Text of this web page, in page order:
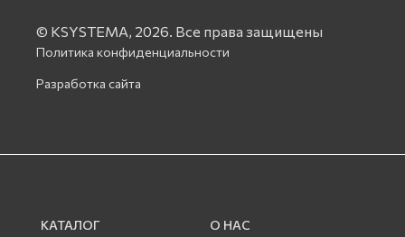
© KSYSTEMA, 2026. Все права защищены
Политика конфиденциальности
Разработка сайта
КАТАЛОГ
О НАС